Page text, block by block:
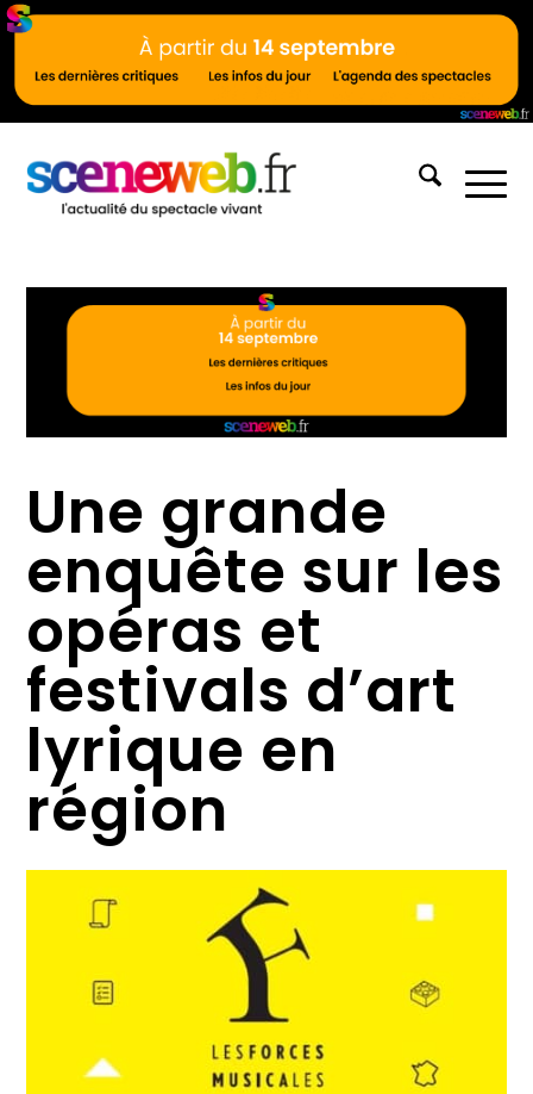
Une grande
enquête sur les
opéras et
festivals d’art
lyrique en
région